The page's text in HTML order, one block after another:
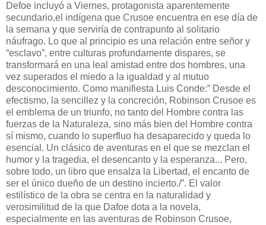
Defoe incluyó a Viernes, protagonista aparentemente
secundario,el indígena que Crusoe encuentra en ese día de
la semana y que serviría de contrapunto al solitario
náufrago. Lo que al principio es una relación entre señor y
“esclavo”, entre culturas profundamente dispares, se
transformará en una leal amistad entre dos hombres, una
vez superados el miedo a la igualdad y al mutuo
desconocimiento. Como manifiesta Luis Conde:” Desde el
efectismo, la sencillez y la concreción, Robinson Crusoe es
el emblema de un triunfo, no tanto del Hombre contra las
fuerzas de la Naturaleza, sino más bien del Hombre contra
sí mismo, cuando lo superfluo ha desaparecido y queda lo
esencial. Un clásico de aventuras en el que se mezclan el
humor y la tragedia, el desencanto y la esperanza... Pero,
sobre todo, un libro que ensalza la Libertad, el encanto de
ser el único dueño de un destino incierto./”. El valor
estilístico de la obra se centra en la naturalidad y
verosimilitud de la que Dafoe dota a la novela,
especialmente en las aventuras de Robinson Crusoe,